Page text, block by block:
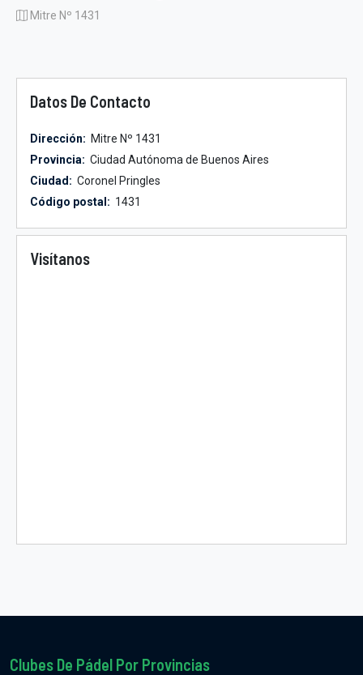
Mitre Nº 1431
Datos De Contacto
Dirección: Mitre Nº 1431
Provincia: Ciudad Autónoma de Buenos Aires
Ciudad: Coronel Pringles
Código postal: 1431
Visítanos
Clubes De Pádel Por Provincias